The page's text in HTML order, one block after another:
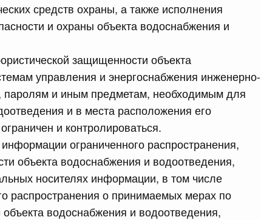
средств охраны, а также исполнения
и охраны объекта водоснабжения и
защищенности объекта
управления и энергоснабжения инженерно-
паролям и иным предметам, необходимым для
и в места расположения его
и контролироваться.
ограниченного распространения,
объекта водоснабжения и водоотведения,
носителях информации, в том числе
распространения о принимаемых мерах по
водоснабжения и водоотведения,
13.07.2026 г. № 874
от 19 января 1998
13.07.2026 г. № 884
от 24 августа 2024
13.07.2026 г. № 882